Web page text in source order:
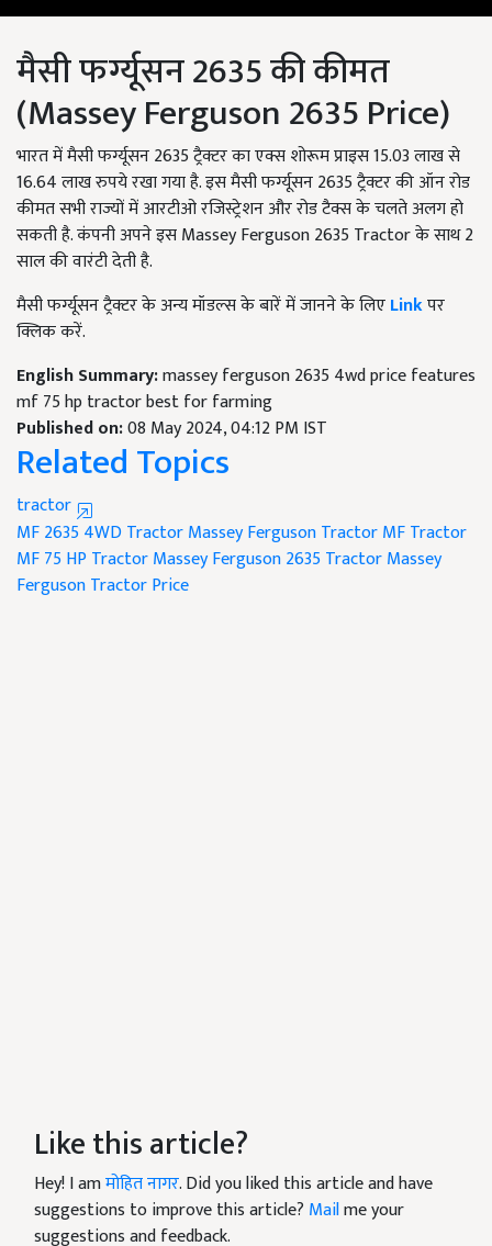
मैसी फर्ग्यूसन 2635 की कीमत
(Massey Ferguson 2635 Price)
भारत में मैसी फर्ग्यूसन 2635 ट्रैक्टर का एक्स शोरूम प्राइस 15.03 लाख से
16.64 लाख रुपये रखा गया है. इस मैसी फर्ग्यूसन 2635 ट्रैक्टर की ऑन रोड
कीमत सभी राज्यों में आरटीओ रजिस्ट्रेशन और रोड टैक्स के चलते अलग हो
सकती है. कंपनी अपने इस Massey Ferguson 2635 Tractor के साथ 2
साल की वारंटी देती है.
मैसी फर्ग्यूसन ट्रैक्टर के अन्य मॉडल्स के बारें में जानने के लिएLinkपर
क्लिक करें.
English Summary:massey ferguson 2635 4wd price features
mf 75 hp tractor best for farming
Published on:08 May 2024, 04:12 PM IST
Related Topics
tractor
MF 2635 4WD TractorMassey Ferguson TractorMF Tractor
MF 75 HP TractorMassey Ferguson 2635 TractorMassey
Ferguson Tractor Price
Like this article?
Hey! I amमोहित नागर. Did you liked this article and have
suggestions to improve this article? Mailme your
suggestions and feedback.